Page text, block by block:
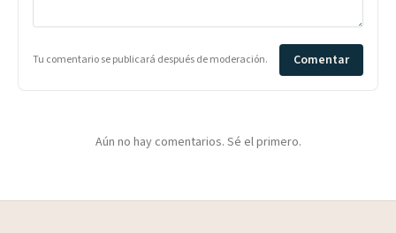
Tu comentario se publicará después de moderación. Comentar
Aún no hay comentarios. Sé el primero.